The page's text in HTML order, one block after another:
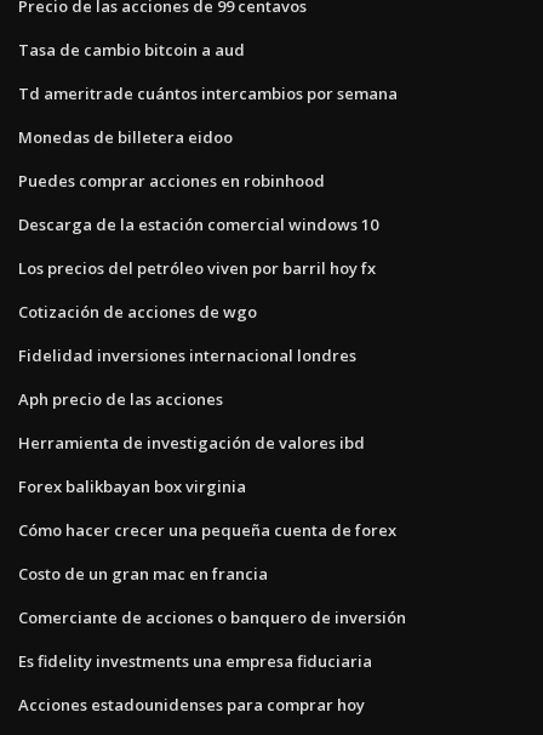
Precio de las acciones de 99 centavos
Tasa de cambio bitcoin a aud
Td ameritrade cuántos intercambios por semana
Monedas de billetera eidoo
Puedes comprar acciones en robinhood
Descarga de la estación comercial windows 10
Los precios del petróleo viven por barril hoy fx
Cotización de acciones de wgo
Fidelidad inversiones internacional londres
Aph precio de las acciones
Herramienta de investigación de valores ibd
Forex balikbayan box virginia
Cómo hacer crecer una pequeña cuenta de forex
Costo de un gran mac en francia
Comerciante de acciones o banquero de inversión
Es fidelity investments una empresa fiduciaria
Acciones estadounidenses para comprar hoy